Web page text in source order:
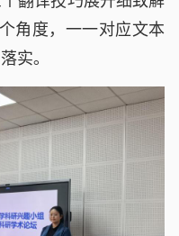
角度，一一对应文本
实｡